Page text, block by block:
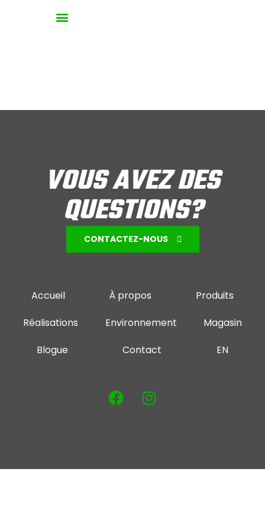
Lieu :
VOUS AVEZ DES
QUESTIONS?
CONTACTEZ-NOUS
Accueil À propos
Produits
Réalisations
Environnement
Magasin
Blogue
Contact EN